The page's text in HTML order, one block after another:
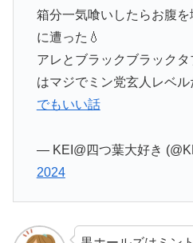
箱分一気喰いしたらお腹
に遭った💧
アレとブラックブラック
はマジでミン党玄人レベ
でもいい話
— KEI@四つ葉大好き
2024